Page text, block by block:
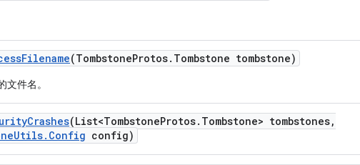
Filename(TombstoneProtos. Tombstone tombstone)
文件名。
Crashes(List<TombstoneProtos. Tombstone> tombstones,
Utils. Config config)